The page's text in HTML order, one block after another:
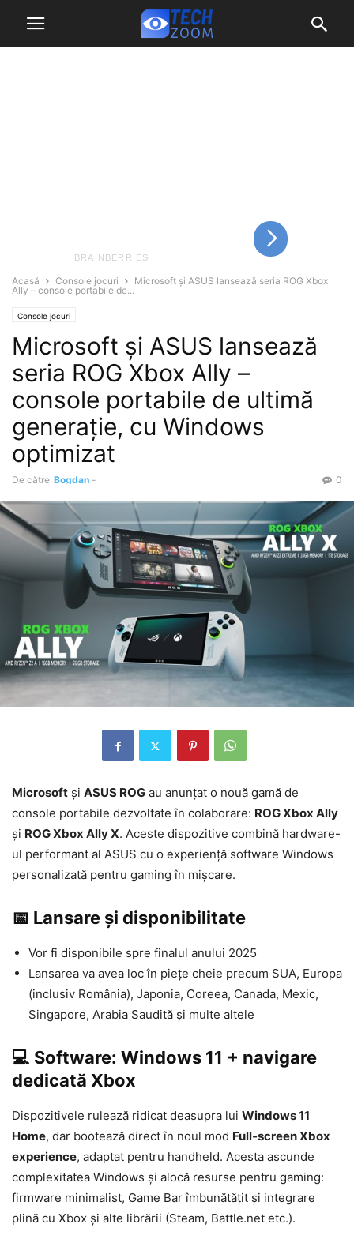
Acasă Console jocuri
Microsoft și ASUS lansează seria ROG Xbox
Ally – console portabile de...
Console jocuri
Microsoft și ASUS lansează
seria ROG Xbox Ally –
console portabile de ultimă
generație, cu Windows
optimizat
De către Bogdan - 0
Microsoft și ASUS ROG au anunțat o nouă gamă de
console portabile dezvoltate în colaborare: ROG Xbox Ally
și ROG Xbox Ally X. Aceste dispozitive combină hardware-
ul performant al ASUS cu o experiență software Windows
personalizată pentru gaming în mișcare.
📅 Lansare și disponibilitate
Vor fi disponibile spre finalul anului 2025
Lansarea va avea loc în piețe cheie precum SUA, Europa
(inclusiv România), Japonia, Coreea, Canada, Mexic,
Singapore, Arabia Saudită și multe altele
💻 Software: Windows 11 + navigare
dedicată Xbox
Dispozitivele rulează ridicat deasupra lui Windows 11
Home, dar bootează direct în noul mod Full‑screen Xbox
experience, adaptat pentru handheld. Acesta ascunde
complexitatea Windows și alocă resurse pentru gaming:
firmware minimalist, Game Bar îmbunătățit și integrare
plină cu Xbox și alte librării (Steam, Battle.net etc.).